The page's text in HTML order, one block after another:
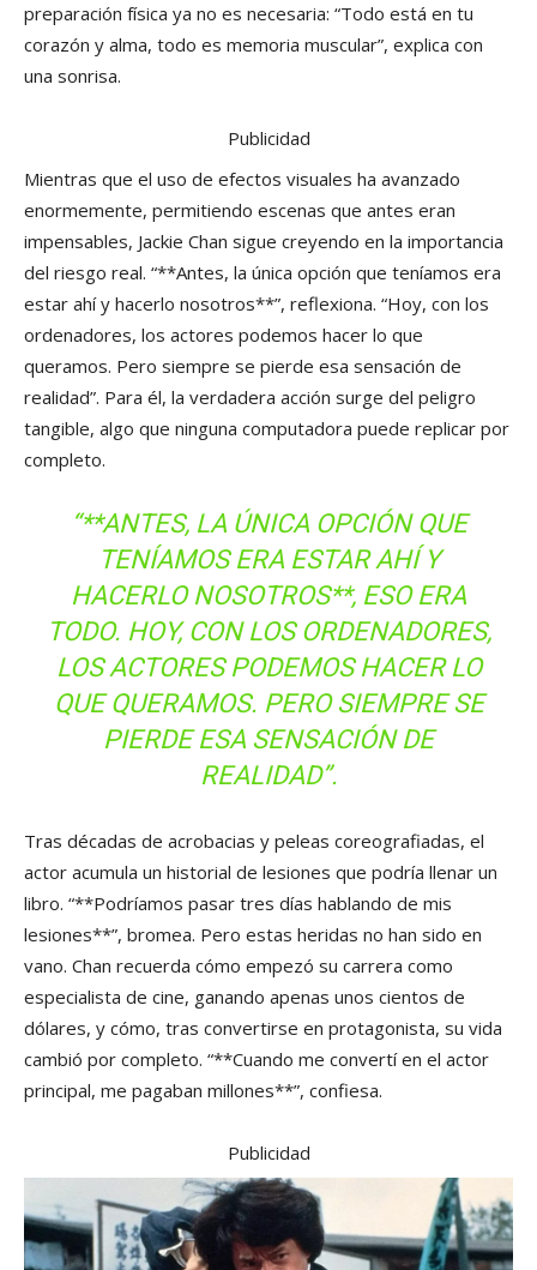
preparación física ya no es necesaria: “Todo está en tu
corazón y alma, todo es memoria muscular”, explica con
una sonrisa.
Publicidad
Mientras que el uso de efectos visuales ha avanzado
enormemente, permitiendo escenas que antes eran
impensables, Jackie Chan sigue creyendo en la importancia
del riesgo real. “**Antes, la única opción que teníamos era
estar ahí y hacerlo nosotros**”, reflexiona. “Hoy, con los
ordenadores, los actores podemos hacer lo que
queramos. Pero siempre se pierde esa sensación de
realidad”. Para él, la verdadera acción surge del peligro
tangible, algo que ninguna computadora puede replicar por
completo.
“**ANTES, LA ÚNICA OPCIÓN QUE
TENÍAMOS ERA ESTAR AHÍ Y
HACERLO NOSOTROS**, ESO ERA
TODO. HOY, CON LOS ORDENADORES,
LOS ACTORES PODEMOS HACER LO
QUE QUERAMOS. PERO SIEMPRE SE
PIERDE ESA SENSACIÓN DE
REALIDAD”.
Tras décadas de acrobacias y peleas coreografiadas, el
actor acumula un historial de lesiones que podría llenar un
libro. “**Podríamos pasar tres días hablando de mis
lesiones**”, bromea. Pero estas heridas no han sido en
vano. Chan recuerda cómo empezó su carrera como
especialista de cine, ganando apenas unos cientos de
dólares, y cómo, tras convertirse en protagonista, su vida
cambió por completo. “**Cuando me convertí en el actor
principal, me pagaban millones**”, confiesa.
Publicidad